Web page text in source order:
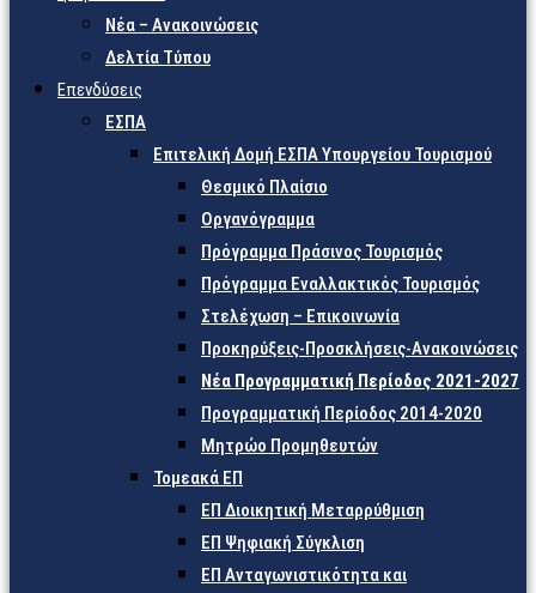
Νέα – Ανακοινώσεις
Δελτία Τύπου
Επενδύσεις
ΕΣΠΑ
Επιτελική Δομή ΕΣΠΑ Υπουργείου Τουρισμού
Θεσμικό Πλαίσιο
Οργανόγραμμα
Πρόγραμμα Πράσινος Τουρισμός
Πρόγραμμα Εναλλακτικός Τουρισμός
Στελέχωση – Επικοινωνία
Προκηρύξεις-Προσκλήσεις-Ανακοινώσεις
Νέα Προγραμματική Περίοδος 2021-2027
Προγραμματική Περίοδος 2014-2020
Μητρώο Προμηθευτών
Τομεακά ΕΠ
ΕΠ Διοικητική Μεταρρύθμιση
ΕΠ Ψηφιακή Σύγκλιση
ΕΠ Ανταγωνιστικότητα και